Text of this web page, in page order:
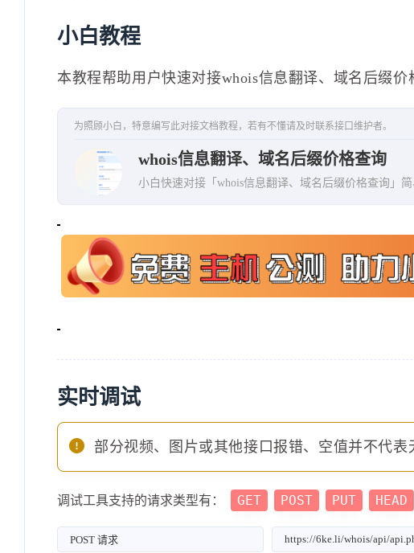
]
}
小白教程
本教程帮助用户快速对接whois信息翻译、域名后缀价
为照顾小白，特意编写此对接文档教程，若有不懂请及时联系接口维护者。
whois信息翻译、域名后缀价格查询
小白快速对接「whois信息翻译、域名后缀价格查询」
实时调试
部分视频、图片或其他接口报错、空值并不代
调试工具支持的请求类型有： GET POST PUT HEAD